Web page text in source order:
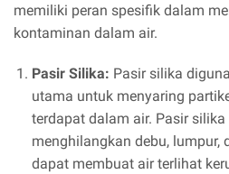
memiliki peran spesifik dalam
kontaminan dalam air.
Pasir Silika: Pasir silika
utama untuk menyaring
terdapat dalam air. Pasir
menghilangkan debu, lumpur,
dapat membuat air terlihat